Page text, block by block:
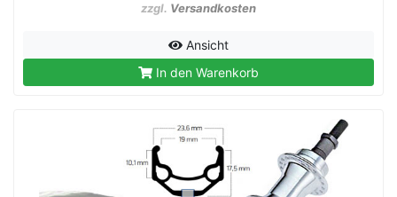
zzgl. Versandkosten
Ansicht
In den Warenkorb